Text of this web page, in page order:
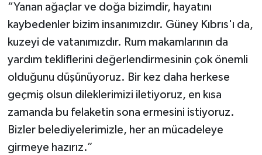
“Yanan ağaçlar ve doğa bizimdir, hayatını
kaybedenler bizim insanımızdır. Güney Kıbrıs'ı da,
kuzeyi de vatanımızdır. Rum makamlarının da
yardım tekliflerini değerlendirmesinin çok önemli
olduğunu düşünüyoruz. Bir kez daha herkese
geçmiş olsun dileklerimizi iletiyoruz, en kısa
zamanda bu felaketin sona ermesini istiyoruz.
Bizler belediyelerimizle, her an mücadeleye
girmeye hazırız.”